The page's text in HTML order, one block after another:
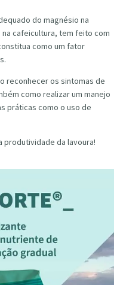
do magnésio na
cafeicultura, tem feito com
como um fator
reconhecer os sintomas de
como realizar um manejo
práticas como o uso de
produtividade da lavoura!